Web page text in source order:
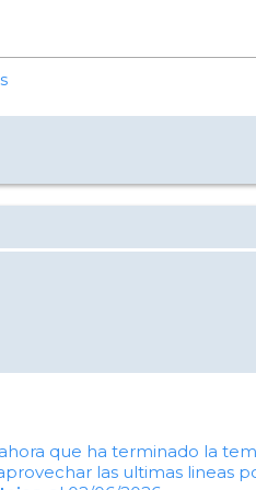
que ha terminado la
las ultimas